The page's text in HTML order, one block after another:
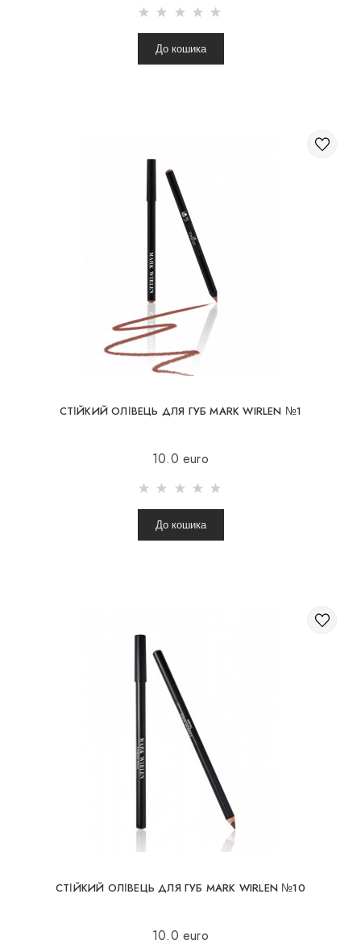
До кошика
СТІЙКИЙ ОЛІВЕЦЬ ДЛЯ ГУБ MARK WIRLEN №1
10.0 euro
До кошика
СТІЙКИЙ ОЛІВЕЦЬ ДЛЯ ГУБ MARK WIRLEN №10
10.0 euro